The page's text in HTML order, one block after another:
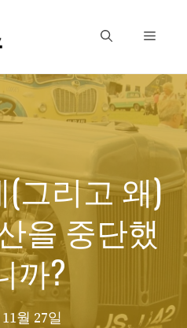
Menu
(그리고 왜)
을 중단했
까?
월 27일